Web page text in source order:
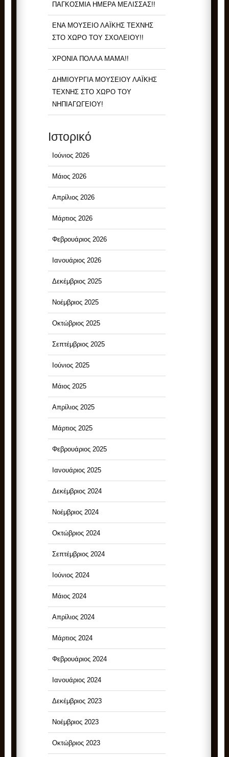
ΠΑΓΚΟΣΜΙΑ ΗΜΕΡΑ ΜΕΛΙΣΣΑΣ!!
ΕΝΑ ΜΟΥΣΕΙΟ ΛΑΪΚΗΣ ΤΕΧΝΗΣ
ΣΤΟ ΧΩΡΟ ΤΟΥ ΣΧΟΛΕΙΟΥ!!
ΧΡΟΝΙΑ ΠΟΛΛΑ ΜΑΜΑ!!
ΔΗΜΙΟΥΡΓΙΑ ΜΟΥΣΕΙΟΥ ΛΑΪΚΗΣ
ΤΕΧΝΗΣ ΣΤΟ ΧΩΡΟ ΤΟΥ
ΝΗΠΙΑΓΩΓΕΙΟΥ!
Ιστορικό
Ιούνιος 2026
Μάιος 2026
Απρίλιος 2026
Μάρτιος 2026
Φεβρουάριος 2026
Ιανουάριος 2026
Δεκέμβριος 2025
Νοέμβριος 2025
Οκτώβριος 2025
Σεπτέμβριος 2025
Ιούνιος 2025
Μάιος 2025
Απρίλιος 2025
Μάρτιος 2025
Φεβρουάριος 2025
Ιανουάριος 2025
Δεκέμβριος 2024
Νοέμβριος 2024
Οκτώβριος 2024
Σεπτέμβριος 2024
Ιούνιος 2024
Μάιος 2024
Απρίλιος 2024
Μάρτιος 2024
Φεβρουάριος 2024
Ιανουάριος 2024
Δεκέμβριος 2023
Νοέμβριος 2023
Οκτώβριος 2023